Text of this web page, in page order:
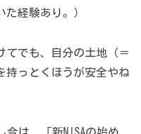
経験あり。）
てでも、自分の土地（＝
持っとくほうが安全やね